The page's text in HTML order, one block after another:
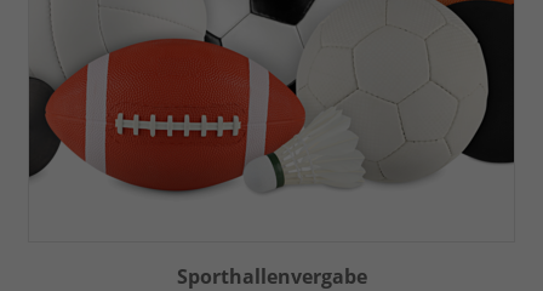
Sporthallenvergabe